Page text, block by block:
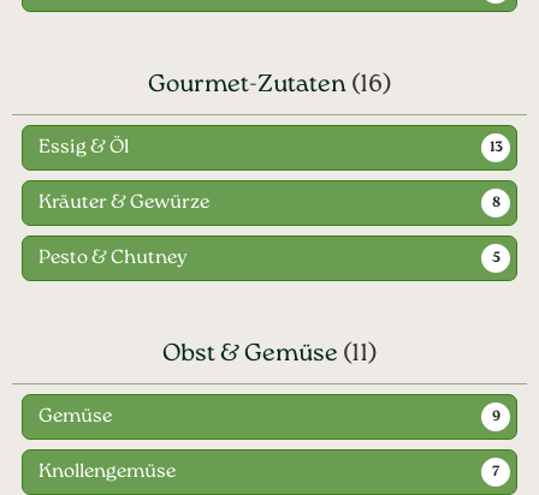
Gourmet-Zutaten (16)
Essig & Öl 13
Kräuter & Gewürze 8
Pesto & Chutney 5
Obst & Gemüse (11)
Gemüse 9
Knollengemüse 7